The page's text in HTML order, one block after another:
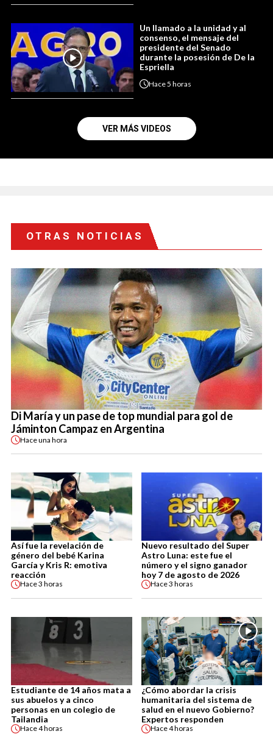
Un llamado a la unidad y al
consenso, el mensaje del
presidente del Senado
durante la posesión de De la
Espriella
Hace5 horas
VER MÁS VIDEOS
OTRAS NOTICIAS
Di María y un pase de top mundial para gol de
Jáminton Campaz en Argentina
Haceuna hora
Así fue la revelación de
género del bebé Karina
García y Kris R: emotiva
reacción
Hace3 horas
Nuevo resultado del Super
Astro Luna: este fue el
número y el signo ganador
hoy 7 de agosto de 2026
Hace3 horas
Estudiante de 14 años mata a
sus abuelos y a cinco
personas en un colegio de
Tailandia
Hace4 horas
¿Cómo abordar la crisis
humanitaria del sistema de
salud en el nuevo Gobierno?
Expertos responden
Hace4 horas